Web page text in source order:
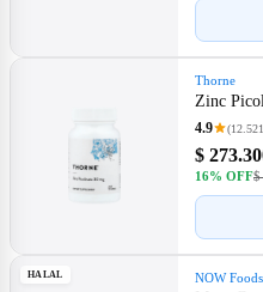
Thorne
Zinc
4.9
$
16% OFF$
HALAL NOW Foods